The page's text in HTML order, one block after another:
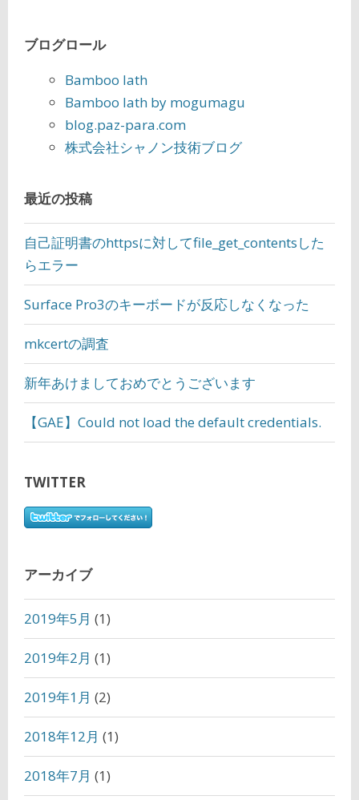
ブログロール
Bamboo lath
Bamboo lath by mogumagu
blog.paz-para.com
株式会社シャノン技術ブログ
最近の投稿
自己証明書のhttpsに対してfile_get_contentsした
らエラー
Surface Pro3のキーボードが反応しなくなった
mkcertの調査
新年あけましておめでとうございます
【GAE】Could not load the default credentials.
TWITTER
アーカイブ
2019年5月 (1)
2019年2月 (1)
2019年1月 (2)
2018年12月 (1)
2018年7月 (1)